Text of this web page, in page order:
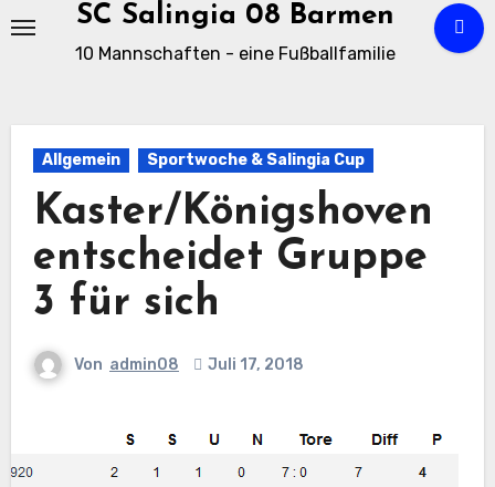
SC Salingia 08 Barmen
10 Mannschaften - eine Fußballfamilie
Allgemein Sportwoche & Salingia Cup
Kaster/Königshoven
entscheidet Gruppe
3 für sich
Von admin08 Juli 17, 2018